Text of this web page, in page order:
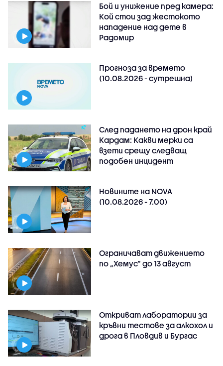
Бой и унижение пред камера:
Кой стои зад жестокото
нападение над дете в
Радомир
Прогноза за времето
(10.08.2026 - сутрешна)
След падането на дрон край
Кардам: Какви мерки са
взети срещу следващ
подобен инцидент
Новините на NOVA
(10.08.2026 - 7.00)
Ограничават движението
по „Хемус“ до 13 август
Откриват лаборатории за
кръвни тестове за алкохол и
дрога в Пловдив и Бургас